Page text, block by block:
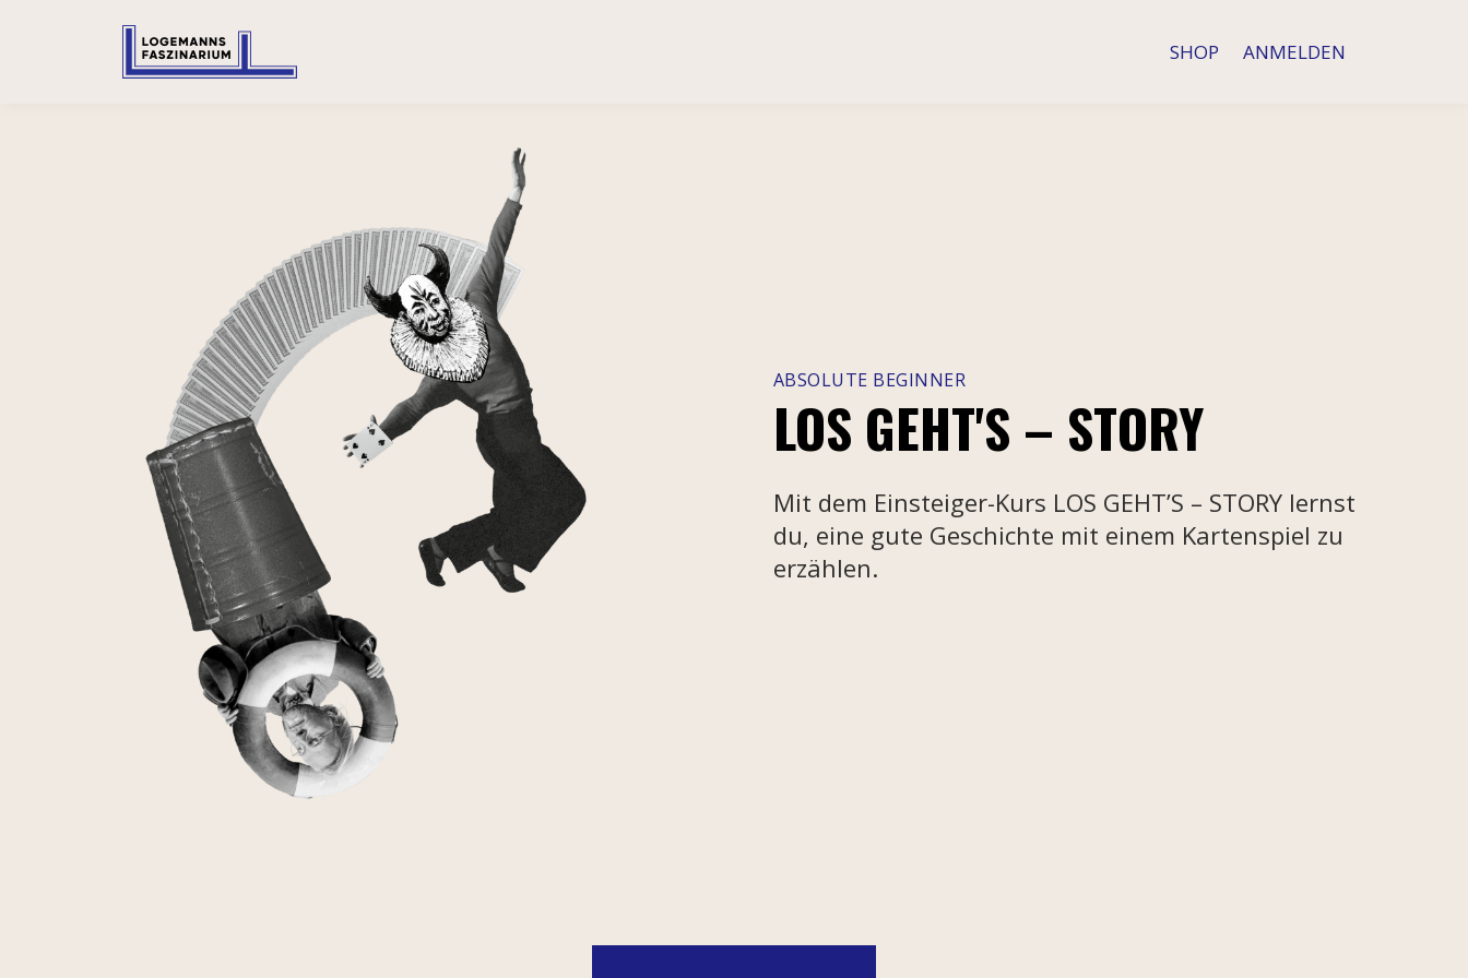
SHOP ANMELDEN
ABSOLUTE BEGINNER
LOS GEHT'S – STORY
Mit dem Einsteiger-Kurs LOS GEHT’S – STORY lernst
du, eine gute Geschichte mit einem Kartenspiel zu
erzählen.